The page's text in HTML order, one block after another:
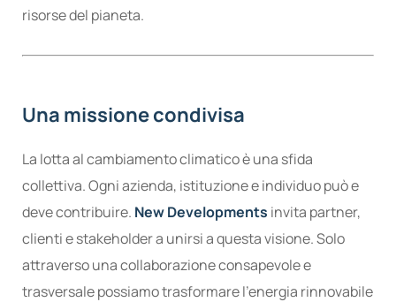
risorse del pianeta.
Una missione condivisa
La lotta al cambiamento climatico è una sfida
collettiva. Ogni azienda, istituzione e individuo può e
deve contribuire. New Developments invita partner,
clienti e stakeholder a unirsi a questa visione. Solo
attraverso una collaborazione consapevole e
trasversale possiamo trasformare l’energia rinnovabile